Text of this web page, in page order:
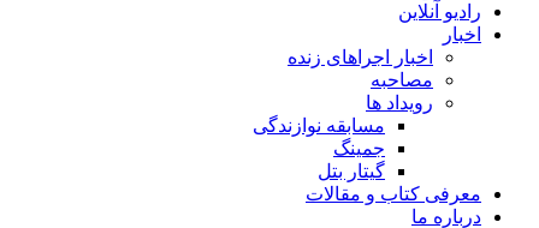
رادیو آنلاین
اخبار
اخبار اجراهای زنده
مصاحبه
رویداد ها
مسابقه نوازندگی
جمینگ
گیتار بتل
معرفی کتاب و مقالات
درباره ما